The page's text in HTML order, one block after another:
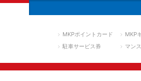
MKPポイントカード
MKP
駐車サービス券
マン